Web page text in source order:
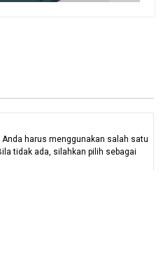
harus menggunakan salah satu
tidak ada, silahkan pilih sebagai